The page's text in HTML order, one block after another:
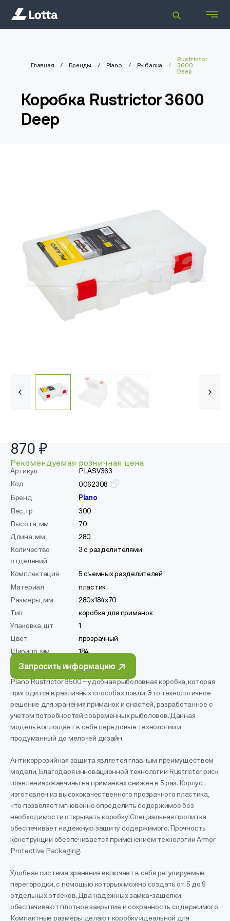
Главная Бренды Plano Рыбалка
Rustrictor
3600
Deep
Коробка Rustrictor 3600
Deep
870 ₽
Рекомендуемая розничная цена
Артикул
PLASV363
Код
0062308
Бренд
Plano
Вес, гр
300
Высота, мм
70
Длина, мм
280
Количество
отделений
3 с разделителями
Комплектация
5 съемных разделителей
Материал
пластик
Размеры, мм
280x184x70
Тип
коробка для приманок
Упаковка, шт
1
Цвет
прозрачный
Ширина, мм
184
Запросить информацию
Plano Rustrictor 3500 – удобная рыболовная коробка, которая
пригодится в различных способах ловли. Это технологичное
решение для хранения приманок и снастей, разработанное с
учетом потребностей современных рыболовов. Данная
модель воплощает в себе передовые технологии и
продуманный до мелочей дизайн.
Антикоррозийная защита является главным преимуществом
модели. Благодаря инновационной технологии Rustrictor риск
появления ржавчины на приманках снижен в 5 раз. Корпус
изготовлен из высококачественного прозрачного пластика,
что позволяет мгновенно определить содержимое без
необходимости открывать коробку. Специальная пропитка
обеспечивает надежную защиту содержимого. Прочность
конструкции обеспечивается применением технологии Armor
Protective Packaging.
Удобная система хранения включает в себя регулируемые
перегородки, с помощью которых можно создать от 5 до 9
отдельных отсеков. Два надежных замка-защелки
обеспечивают плотное закрытие и сохранность содержимого.
Компактные размеры делают коробку идеальной для